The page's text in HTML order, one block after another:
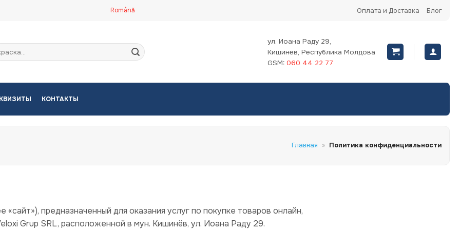
Română Оплата и Доставка Блог
ул. Иоана Раду 29,
Кишинев, Республика Молдова
GSM: 060 44 22 77
КОНТАКТЫ
Главная » Политика конфиденциальности
«сайт»), предназначенный для оказания услуг по покупке товаров онлайн,
Grup SRL, расположенной в мун. Кишинёв, ул. Иоана Раду 29.